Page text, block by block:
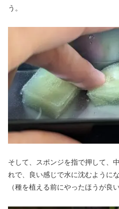
う。
そして、スポンジを指で押して、
れで、良い感じで水に沈むようにな
（種を植える前にやったほうが良い